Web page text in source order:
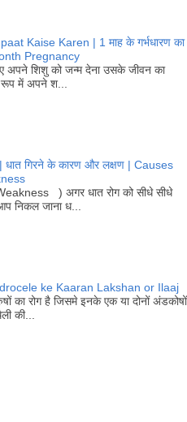
Kaise Karen | 1 माह के गर्भधारण का
Pregnancy
अपने शिशु को जन्म देना उसके जीवन का
रूप में अपने श...
गिरने के कारण और लक्षण | Causes
) अगर धात रोग को सीधे सीधे
निकल जाना ध...
ke Kaaran Lakshan or Ilaaj
का रोग है जिसमे इनके एक या दोनों अंडकोषों
की...